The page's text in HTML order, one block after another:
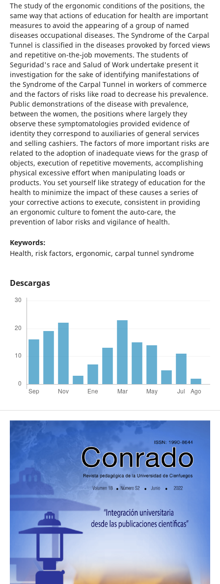
The study of the ergonomic conditions of the positions, the
same way that actions of education for health are important
measures to avoid the appearing of a group of named
diseases occupational diseases. The Syndrome of the Carpal
Tunnel is classified in the diseases provoked by forced views
and repetitive on-the-job movements. The students of
Seguridad's race and Salud of Work undertake present it
investigation for the sake of identifying manifestations of
the Syndrome of the Carpal Tunnel in workers of commerce
and the factors of risks like road to decrease his prevalence.
Public demonstrations of the disease with prevalence,
between the women, the positions where largely they
observe these symptomatologies provided evidence of
identity they correspond to auxiliaries of general services
and selling cashiers. The factors of more important risks are
related to the adoption of inadequate views for the grasp of
objects, execution of repetitive movements, accomplishing
physical excessive effort when manipulating loads or
products. You set yourself like strategy of education for the
health to minimize the impact of these causes a series of
your corrective actions to execute, consistent in providing
an ergonomic culture to foment the auto-care, the
prevention of labor risks and vigilance of health.
Keywords:
Health, risk factors, ergonomic, carpal tunnel syndrome
Descargas